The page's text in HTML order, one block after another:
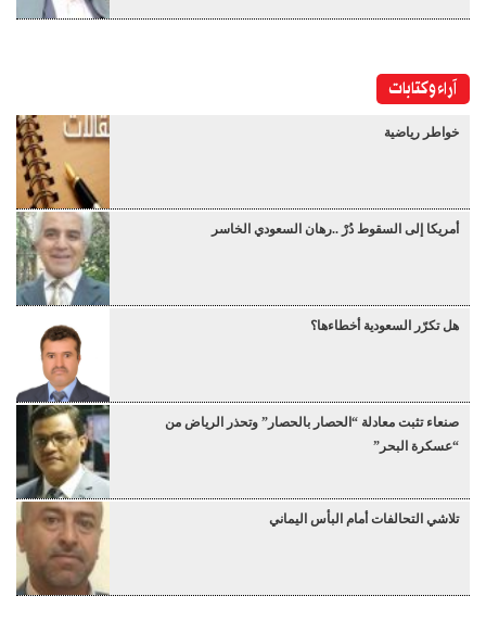
آراء وكتابات
خواطر رياضية
أمريكا إلى السقوط دُرْ ..رهان السعودي الخاسر
هل تكرّر السعودية أخطاءها؟
صنعاء تثبت معادلة “الحصار بالحصار” وتحذر الرياض من
“عسكرة البحر”
تلاشي التحالفات أمام البأس اليماني